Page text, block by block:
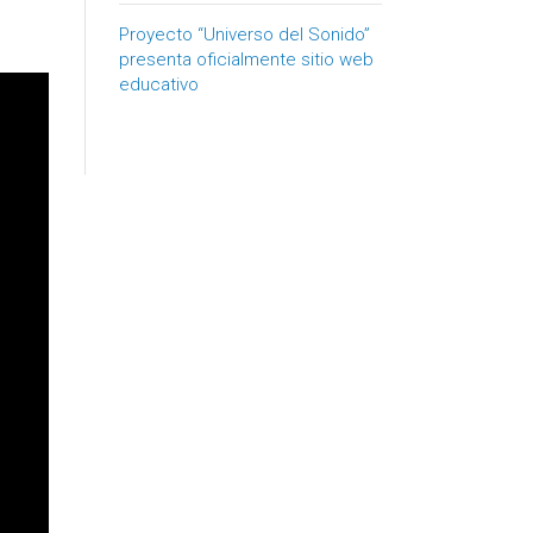
Proyecto “Universo del Sonido”
presenta oficialmente sitio web
educativo